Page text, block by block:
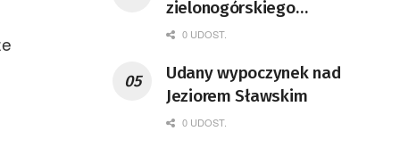
zielonogórskiego
deptaka zgodnie z
0 UDOST.
Udany wypoczynek nad
Jeziorem Sławskim
0 UDOST.